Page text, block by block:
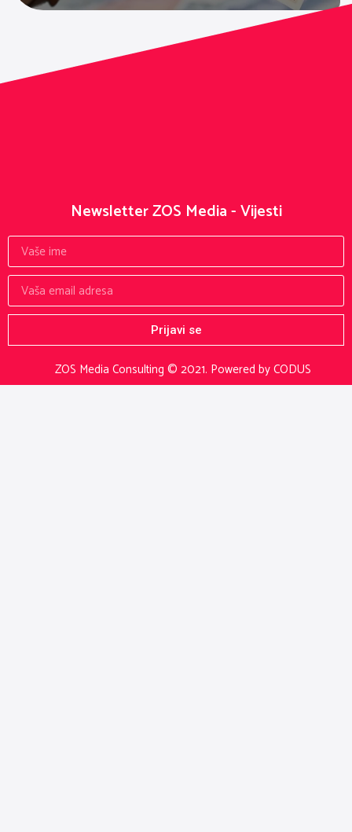
ZOS Media Consulting © 2021. Powered by CODUS
Newsletter ZOS Media - Vijesti
Prijavi se